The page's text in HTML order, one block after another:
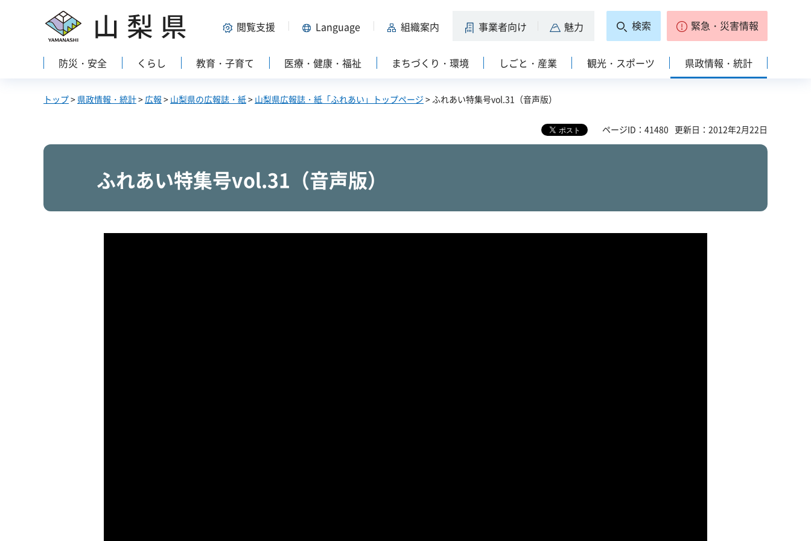
山梨県 閲覧支援 Language 組織案内 事業者向け 魅力 検索 緊急・災害情報
防災・安全 くらし 教育・子育て 医療・健康・福祉 まちづくり・環境 しごと・産業 観光・スポーツ 県政情報・統計
トップ> 県政情報・統計> 広報 > 山梨県の広報誌・紙> 山梨県広報誌・紙「ふれあい」トップページ > ふれあい特集号vol.31（音声版）
ページID：41480 更新日：2012年2月22日
ふれあい特集号vol.31（音声版）